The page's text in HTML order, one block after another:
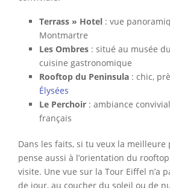
Terrass » Hotel : vue
Montmartre
Les Ombres : situé au musée
cuisine gastronomique
Rooftop du Peninsula : chic,
Élysées
Le Perchoir : ambiance
français
Dans les faits, si tu veux la meilleure
pense aussi à l’orientation du
visite. Une vue sur la Tour Eiffel n’a
de jour, au coucher du soleil ou de